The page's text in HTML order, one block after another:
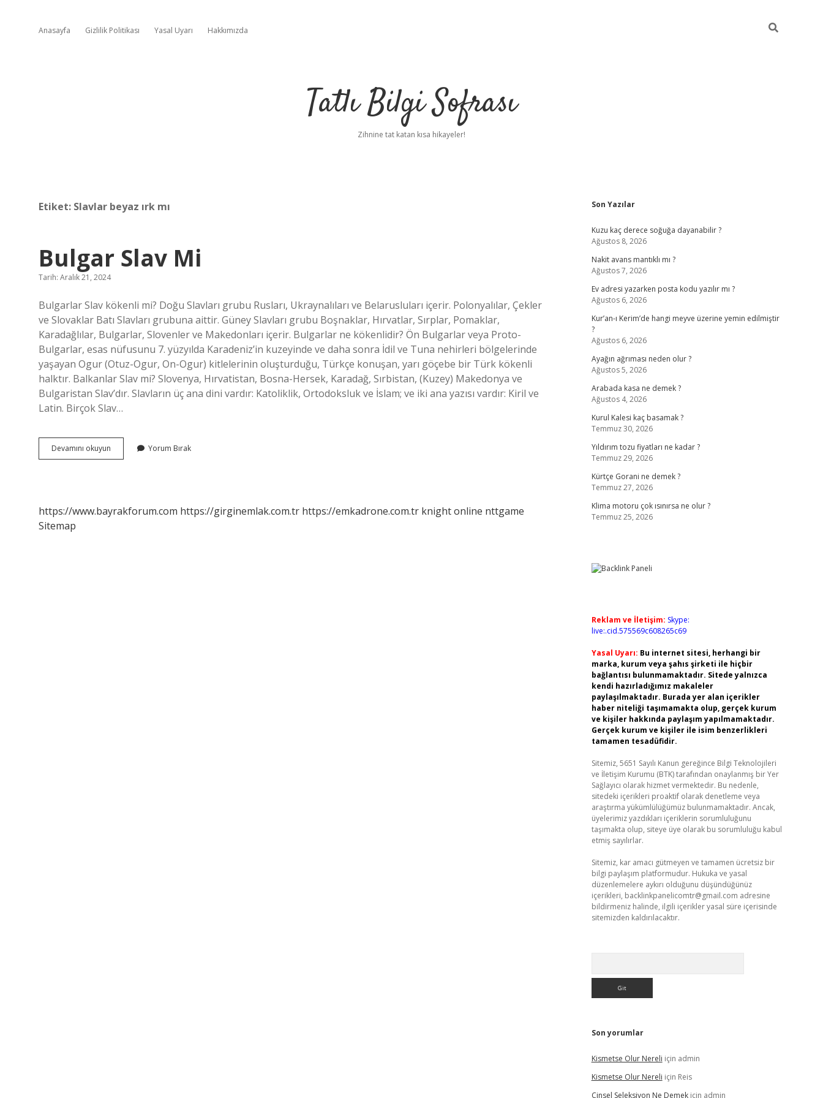
Anasayfa Gizlilik Politikası Yasal Uyarı Hakkımızda
Tatlı Bilgi Sofrası
Zihnine tat katan kısa hikayeler!
Etiket: Slavlar beyaz ırk mı
Bulgar Slav Mi
Tarih: Aralık 21, 2024
Bulgarlar Slav kökenli mi? Doğu Slavları grubu Rusları, Ukraynalıları ve Belarusluları içerir. Polonyalılar, Çekler
ve Slovaklar Batı Slavları grubuna aittir. Güney Slavları grubu Boşnaklar, Hırvatlar, Sırplar, Pomaklar,
Karadağlılar, Bulgarlar, Slovenler ve Makedonları içerir. Bulgarlar ne kökenlidir? Ön Bulgarlar veya Proto-
Bulgarlar, esas nüfusunu 7. yüzyılda Karadeniz’in kuzeyinde ve daha sonra İdil ve Tuna nehirleri bölgelerinde
yaşayan Ogur (Otuz-Ogur, On-Ogur) kitlelerinin oluşturduğu, Türkçe konuşan, yarı göçebe bir Türk kökenli
halktır. Balkanlar Slav mi? Slovenya, Hırvatistan, Bosna-Hersek, Karadağ, Sırbistan, (Kuzey) Makedonya ve
Bulgaristan Slav’dır. Slavların üç ana dini vardır: Katoliklik, Ortodoksluk ve İslam; ve iki ana yazısı vardır: Kiril ve
Latin. Birçok Slav…
Devamını okuyun
Slav
Yorum Bırak
https://www.bayrakforum.com https://girginemlak.com.tr https://emkadrone.com.tr knight online nttgame
Sitemap
Sidebar
Son Yazılar
Kuzu kaç derece soğuğa dayanabilir ?
Ağustos 8, 2026
Nakit avans mantıklı mı ?
Ağustos 7, 2026
Ev adresi yazarken posta kodu yazılır mı ?
Ağustos 6, 2026
Kur’an-ı Kerim’de hangi meyve üzerine yemin edilmiştir
?
Ağustos 6, 2026
Ayağın ağrıması neden olur ?
Ağustos 5, 2026
Arabada kasa ne demek ?
Ağustos 4, 2026
Kurul Kalesi kaç basamak ?
Temmuz 30, 2026
Yıldırım tozu fiyatları ne kadar ?
Temmuz 29, 2026
Kürtçe Gorani ne demek ?
Temmuz 27, 2026
Klima motoru çok ısınırsa ne olur ?
Temmuz 25, 2026
Reklam ve İletişim: Skype:
live:.cid.575569c608265c69
Yasal Uyarı: Bu internet sitesi, herhangi bir
marka, kurum veya şahıs şirketi ile hiçbir
bağlantısı bulunmamaktadır. Sitede yalnızca
kendi hazırladığımız makaleler
paylaşılmaktadır. Burada yer alan içerikler
haber niteliği taşımamakta olup, gerçek kurum
ve kişiler hakkında paylaşım yapılmamaktadır.
Gerçek kurum ve kişiler ile isim benzerlikleri
tamamen tesadüfidir.
Sitemiz, 5651 Sayılı Kanun gereğince Bilgi Teknolojileri
ve İletişim Kurumu (BTK) tarafından onaylanmış bir Yer
Sağlayıcı olarak hizmet vermektedir. Bu nedenle,
sitedeki içerikleri proaktif olarak denetleme veya
araştırma yükümlülüğümüz bulunmamaktadır. Ancak,
üyelerimiz yazdıkları içeriklerin sorumluluğunu
taşımakta olup, siteye üye olarak bu sorumluluğu kabul
etmiş sayılırlar.
Sitemiz, kar amacı gütmeyen ve tamamen ücretsiz bir
bilgi paylaşım platformudur. Hukuka ve yasal
düzenlemelere aykırı olduğunu düşündüğünüz
içerikleri, backlinkpanelicomtr@gmail.com adresine
bildirmeniz halinde, ilgili içerikler yasal süre içerisinde
sitemizden kaldırılacaktır.
Son yorumlar
Kismetse Olur Nereli için admin
Kismetse Olur Nereli için Reis
Cinsel Seleksiyon Ne Demekiçin admin